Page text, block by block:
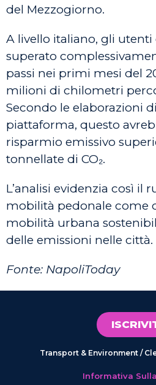
del Mezzogiorno.
A livello italiano, gli utenti
superato
passi nei primi mesi del
milioni di chilometri
Secondo le elaborazioni
piattaforma, questo
risparmio emissivo
tonnellate di CO₂.
L’analisi evidenzia così il
mobilità pedonale come
mobilità urbana
delle emissioni nelle città.
Fonte: NapoliToday
Transport & Environment /
Informativa